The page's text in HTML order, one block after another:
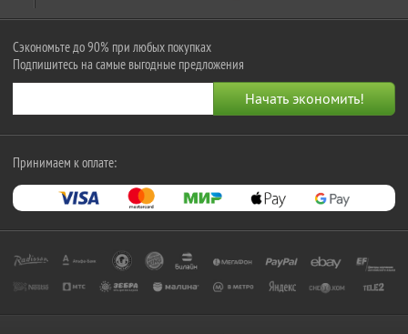
Сэкономьте до 90% при любых покупках
Подпишитесь на самые выгодные предложения
Принимаем к оплате: